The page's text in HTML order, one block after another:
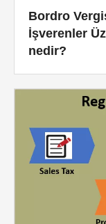
Bordro
İşverenler
nedir?